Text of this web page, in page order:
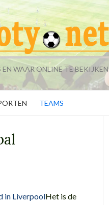
WAAR ONLINE TE BEKIJKEN
TEAMS
in LiverpoolHet is de